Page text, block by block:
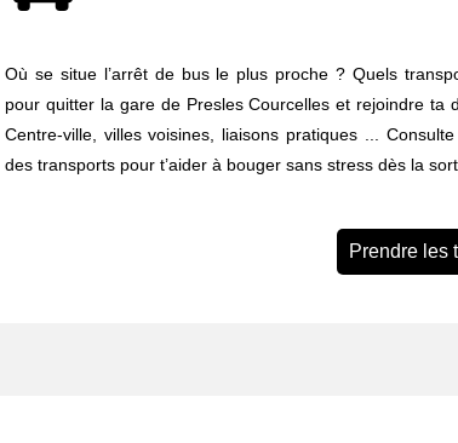
Où se situe l’arrêt de bus le plus proche ? Quels
pour quitter la gare de Presles Courcelles et rejoindre ta
Centre-ville, villes voisines, liaisons pratiques ...
des transports pour t’aider à bouger sans stress dès la
Prendre les